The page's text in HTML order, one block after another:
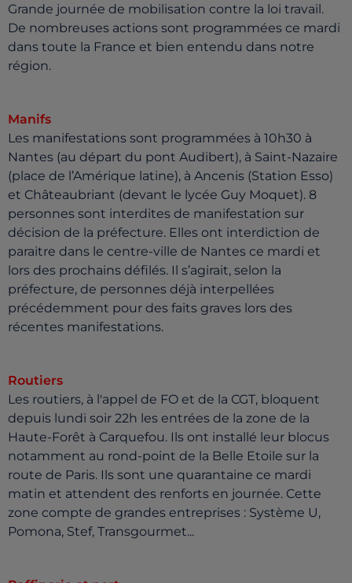
Grande journée de mobilisation contre la loi travail.
De nombreuses actions sont programmées ce mardi
dans toute la France et bien entendu dans notre
région.
Manifs
Les manifestations sont programmées à 10h30 à
Nantes (au départ du pont Audibert), à Saint-Nazaire
(place de l’Amérique latine), à Ancenis (Station Esso)
et Châteaubriant (devant le lycée Guy Moquet). 8
personnes sont interdites de manifestation sur
décision de la préfecture. Elles ont interdiction de
paraitre dans le centre-ville de Nantes ce mardi et
lors des prochains défilés. Il s’agirait, selon la
préfecture, de personnes déjà interpellées
précédemment pour des faits graves lors des
récentes manifestations.
Routiers
Les routiers, à l'appel de FO et de la CGT, bloquent
depuis lundi soir 22h les entrées de la zone de la
Haute-Forêt à Carquefou. Ils ont installé leur blocus
notamment au rond-point de la Belle Etoile sur la
route de Paris. Ils sont une quarantaine ce mardi
matin et attendent des renforts en journée. Cette
zone compte de grandes entreprises : Système U,
Pomona, Stef, Transgourmet...